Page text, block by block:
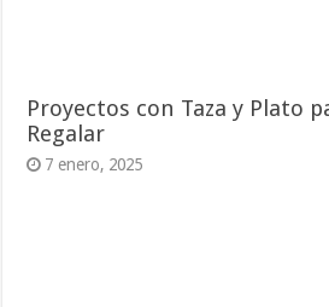
Proyectos con Taza y Plato
Regalar
7 enero, 2025